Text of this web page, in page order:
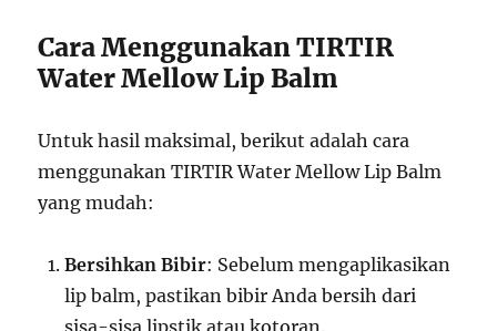
Cara Menggunakan TIRTIR
Water Mellow Lip Balm
Untuk hasil maksimal, berikut adalah cara
menggunakan TIRTIR Water Mellow Lip Balm
yang mudah:
Bersihkan Bibir: Sebelum mengaplikasikan
lip balm, pastikan bibir Anda bersih dari